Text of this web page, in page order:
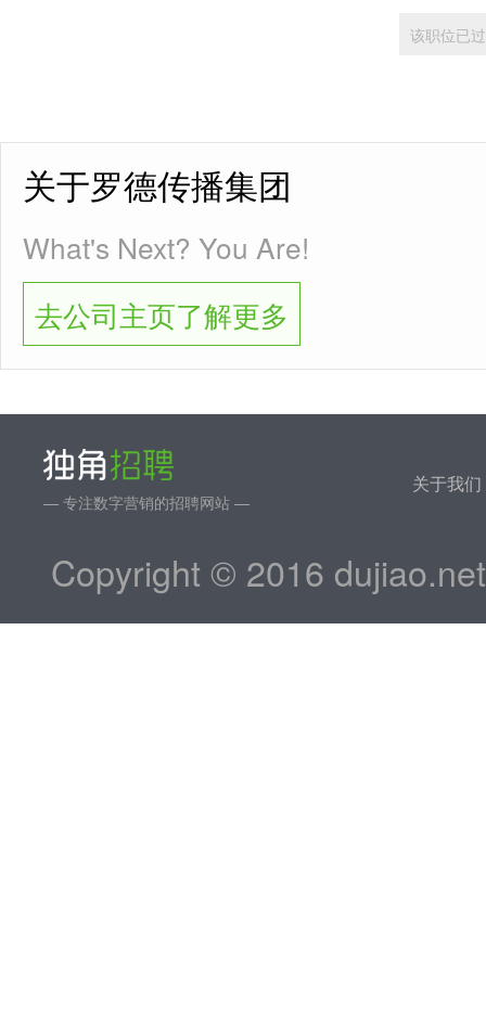
该职位已
关于罗德传播集团
What's Next? You Are!
去公司主页了解更多
— 专注数字营销的招聘网站 —
关于我们
Copyright © 2016